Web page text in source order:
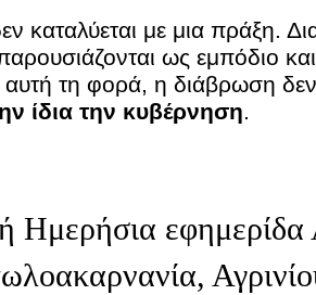
καταλύεται με μια πράξη.
ως εμπόδιο
αυτή τη φορά, η διάβρωση
ίδια την κυβέρνηση.
Ημερήσια εφημερίδα